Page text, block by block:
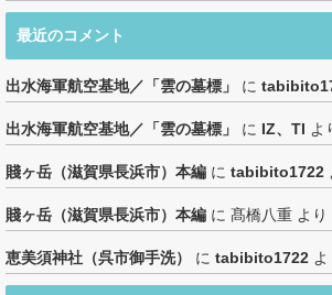
最近のコメント
出水海軍航空基地／「雲の墓標」 に
出水海軍航空基地／「雲の墓標」 に IZ、TI よ
賤ヶ岳（滋賀県長浜市）本編 に tabibito1722
賤ヶ岳（滋賀県長浜市）本編 に 髙橋八重 より
恵美須神社（呉市御手洗） に tabibito1722 よ